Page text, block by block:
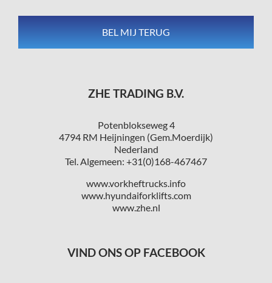
ZHE TRADING B.V.
Potenblokseweg 4
4794 RM Heijningen (Gem.Moerdijk)
Nederland
Tel. Algemeen: +31(0)168-467467
www.vorkheftrucks.info
www.hyundaiforklifts.com
www.zhe.nl
VIND ONS OP FACEBOOK